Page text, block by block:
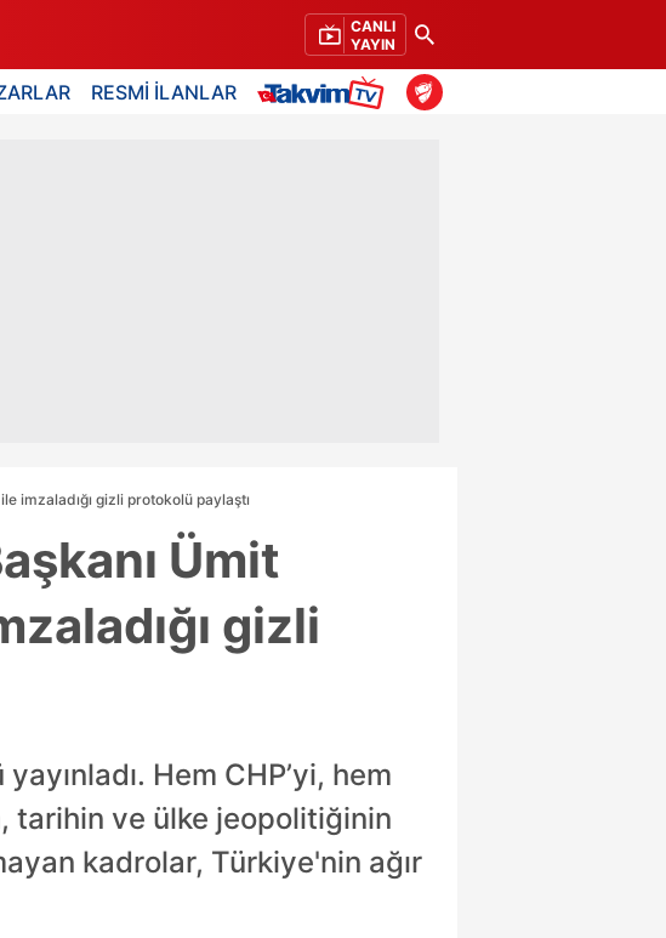
CANLI
YAYIN
RESMİ İLANLAR
imzaladığı gizli protokolü paylaştı
Ümit
gizli
Hem CHP’yi, hem
tarihin ve ülke jeopolitiğinin
kadrolar, Türkiye'nin ağır